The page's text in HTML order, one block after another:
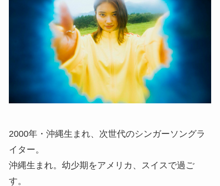
2000年・沖縄生まれ、次世代のシンガーソングラ
イター。
沖縄生まれ。幼少期をアメリカ、スイスで過ご
す。